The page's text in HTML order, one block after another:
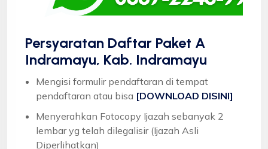
Persyaratan Daftar Paket A
Indramayu, Kab. Indramayu
Mengisi formulir pendaftaran di tempat
pendaftaran atau bisa [DOWNLOAD DISINI]
Menyerahkan Fotocopy Ijazah sebanyak 2
lembar yg telah dilegalisir (Ijazah Asli
Diperlihatkan)